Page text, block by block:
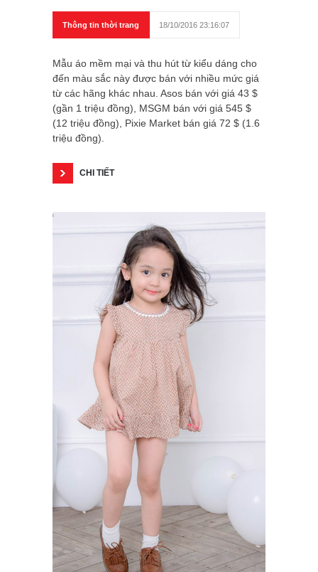
Thông tin thời trang 18/10/2016 23:16:07
Mẫu áo mềm mại và thu hút từ kiểu dáng cho
đến màu sắc này được bán với nhiều mức giá
từ các hãng khác nhau. Asos bán với giá 43 $
(gần 1 triệu đồng), MSGM bán với giá 545 $
(12 triệu đồng), Pixie Market bán giá 72 $ (1.6
triệu đồng).
CHI TIẾT